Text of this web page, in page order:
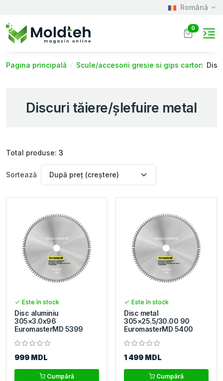
Română
0
Pagina principală Scule/accesorii gresie si gips carton
Discuri tăiere/șlefuire metal
Total produse: 3
Sortează
Este în stock
Disc aluminiu
305×3.0x96
EuromasterMD 5399
999 MDL
Cumpără
Este în stock
Disc metal
305×25.5/30.00 90
EuromasterMD 5400
1 499 MDL
Cumpără